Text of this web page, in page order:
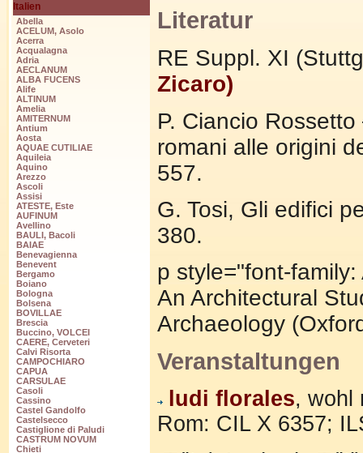
Italien
Abella
ACELUM, Asolo
Acerra
Acqualagna
Adria
AECLANUM
ALBA FUCENS
Alife
ALTINUM
Amelia
AMITERNUM
Antium
Aosta
AQUAE CUTILIAE
Aquileia
Aquino
Arezzo
Ascoli
Assisi
ATESTE, Este
AUFINUM
Avellino
BAULI, Bacoli
BAIAE
Benevagienna
Benevent
Bergamo
Boiano
Bologna
Bolsena
BOVILLAE
Brescia
Buccino, VOLCEI
CAERE, Cerveteri
Calvi Risorta
CAMPOCHIARO
CAPUA
CARSULAE
Casoli
Cassino
Castel Gandolfo
Castelsecco
Castiglione di Paludi
CASTRUM NOVUM
Chieti
Literatur
RE Suppl. XI
Zicaro)
P. Ciancio
romani alle origini
557.
G. Tosi, Gli edifici
380.
p style="font-
An Architectural
Archaeology
Veranstaltungen
ludi florales, wohl
Rom: CIL X 6357;